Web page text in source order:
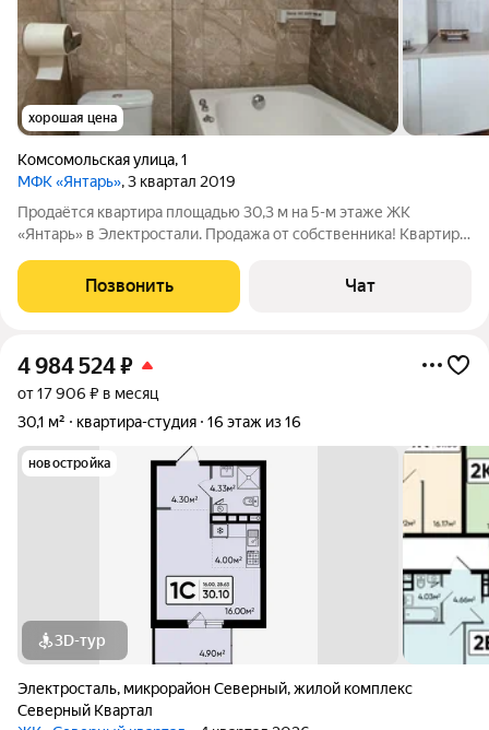
хорошая цена
Комсомольская улица,1
МФК «Янтарь», 3 квартал 2019
Продаётся квартира площадью 30,3 м на 5-м этаже ЖК
«Янтарь» в Электростали. Продажа от собственника! Квартира
постройки. Из окон открывается вид на тихий двор
больничного городка, что
Позвонить Чат
4 984 524₽
от 17 906 ₽ в месяц
30,1 м²
квартира-студия 16 этаж из 16
новостройка
3D-тур
Электросталь, микрорайон Северный,жилой комплекс
Северный Квартал